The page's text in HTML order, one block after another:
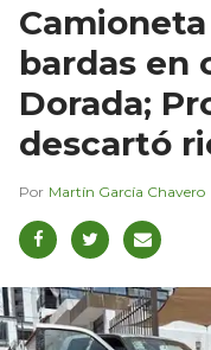
bardas en
Dorada;
descartó
Martín García Chavero